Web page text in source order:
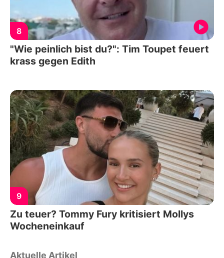
8
"Wie peinlich bist du?": Tim Toupet feuert
krass gegen Edith
9
Zu teuer? Tommy Fury kritisiert Mollys
Wocheneinkauf
Aktuelle Artikel